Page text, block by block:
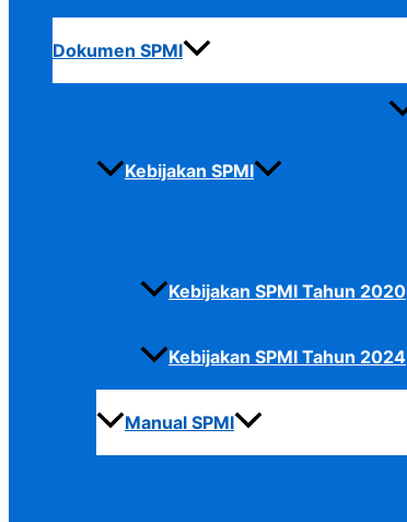
Dokumen SPMI
Kebijakan SPMI
Kebijakan SPMI Tahun 2020
Kebijakan SPMI Tahun 2024
Manual SPMI